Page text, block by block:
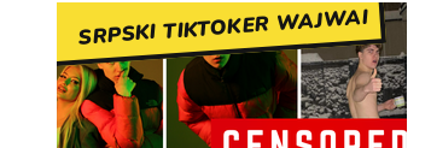
SRPSKI TIKTOKER WAJWAI